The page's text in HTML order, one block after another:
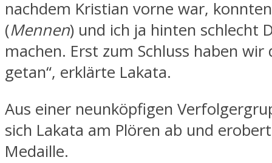
nachdem Kristian vorne war,
(Mennen) und ich ja hinten schlecht
machen. Erst zum Schluss haben wir
getan“, erklärte Lakata.
Aus einer neunköpfigen
sich Lakata am Plören ab und
Medaille.